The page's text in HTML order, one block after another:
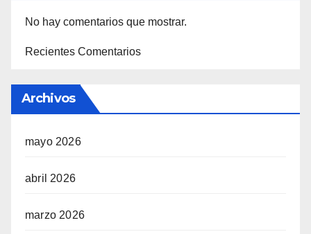
No hay comentarios que mostrar.
Recientes Comentarios
Archivos
mayo 2026
abril 2026
marzo 2026